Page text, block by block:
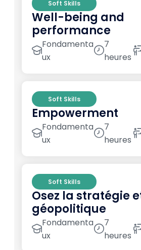
Soft Skills
Well-being and
performance
Fondamenta
ux
7
heures
Soft Skills
Empowerment
Fondamenta
ux
7
heures
Soft Skills
Osez la stratégie
géopolitique
Fondamenta
ux
7
heures